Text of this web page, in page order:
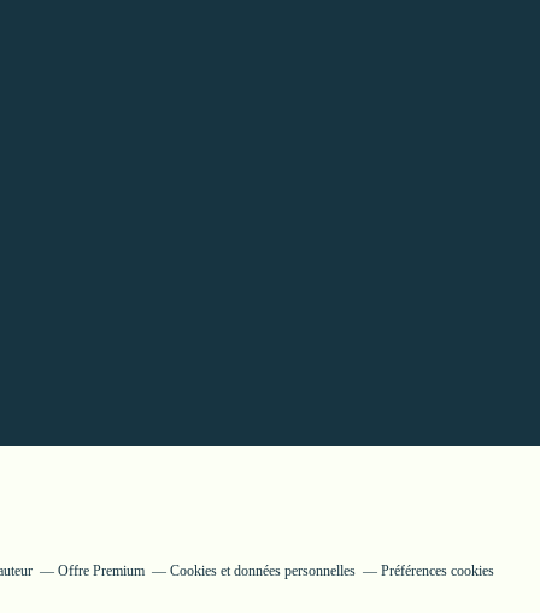
Offre Premium Cookies et données personnelles Préférences cookies